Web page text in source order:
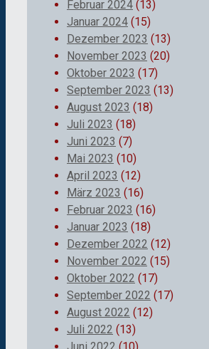
Februar 2024 (13)
Januar 2024 (15)
Dezember 2023 (13)
November 2023 (20)
Oktober 2023 (17)
September 2023 (13)
August 2023 (18)
Juli 2023 (18)
Juni 2023 (7)
Mai 2023 (10)
April 2023 (12)
März 2023 (16)
Februar 2023 (16)
Januar 2023 (18)
Dezember 2022 (12)
November 2022 (15)
Oktober 2022 (17)
September 2022 (17)
August 2022 (12)
Juli 2022 (13)
Juni 2022 (10)